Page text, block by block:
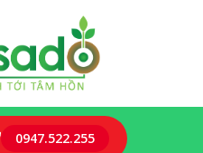
0947.522.255